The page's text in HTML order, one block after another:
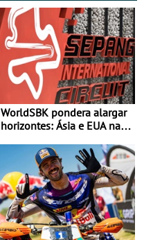
WorldSBK pondera alargar
horizontes: Ásia e EUA na